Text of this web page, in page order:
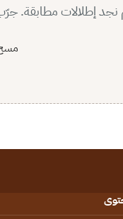
نجد إطلالات مطابقة.
مسح